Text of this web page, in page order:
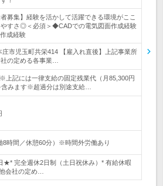
者募集】経験を活かして活躍できる環境がここ
やすさ◎＜必須＞◆CADでの電気図面作成経験
成経験
庄市児玉町共栄414 【雇入れ直後】上記事業所
社の定める各事業…
上記には一律支給の固定残業代（月85,300円
含みます※超過分は別途支給…
8時間／休憩60分）※時間外労働あり
★* 完全週休2日制（土日祝休み）* 有給休暇
会社の定め…